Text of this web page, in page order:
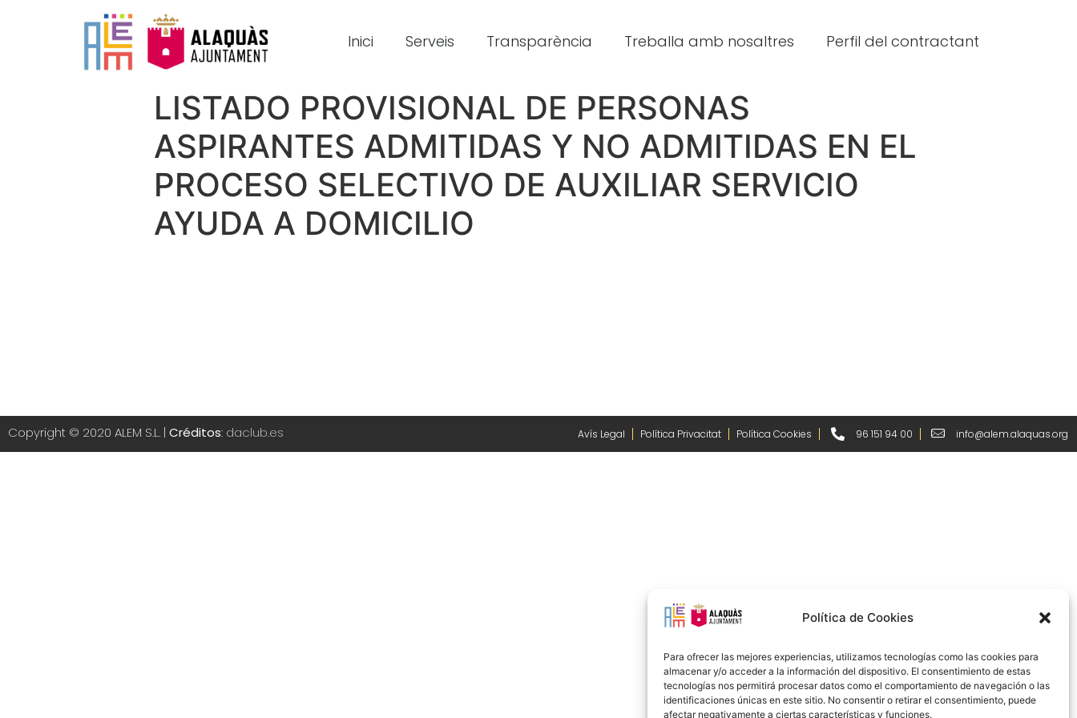
Política de Cookies
Para ofrecer las mejores experiencias, utilizamos tecnologías como las cookies para
almacenar y/o acceder a la información del dispositivo. El consentimiento de estas
tecnologías nos permitirá procesar datos como el comportamiento de navegación o las
identificaciones únicas en este sitio. No consentir o retirar el consentimiento, puede
afectar negativamente a ciertas características y funciones.
Inici Serveis Transparència Treballa amb nosaltres Perfil del contractant
LISTADO PROVISIONAL DE PERSONAS
ASPIRANTES ADMITIDAS Y NO ADMITIDAS EN EL
PROCESO SELECTIVO DE AUXILIAR SERVICIO
AYUDA A DOMICILIO
Copyright © 2020 ALEM S.L. | Créditos: daclub.es Avís Legal Política Privacitat Política Cookies 96 151 94 00 info@alem.alaquas.org